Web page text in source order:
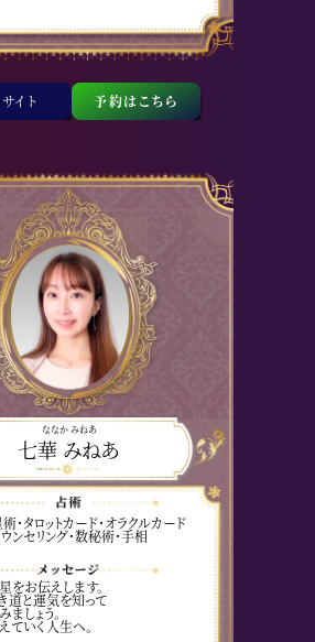
イト 予約はこちら
ななか みねあ
七華 みねあ
・タロットカード・オラクルカード
ンセリング・数秘術・手相
をお伝えします。
道と運気を知って
しょう。
ていく人生へ。